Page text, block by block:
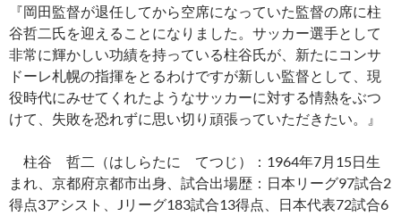
『岡田監督が退任してから空席になっていた監督の席に柱
谷哲二氏を迎えることになりました。サッカー選手として
非常に輝かしい功績を持っている柱谷氏が、新たにコンサ
ドーレ札幌の指揮をとるわけですが新しい監督として、現
役時代にみせてくれたようなサッカーに対する情熱をぶつ
けて、失敗を恐れずに思い切り頑張っていただきたい。』
柱谷 哲二（はしらたに てつじ）：1964年7月15日生
まれ、京都府京都市出身、試合出場歴：日本リーグ97試合2
得点3アシスト、Jリーグ183試合13得点、日本代表72試合6